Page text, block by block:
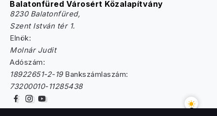
Balatonfüred Városért Közalapítvány
8230 Balatonfüred,
Szent István tér 1.
Elnök:
Molnár Judit
Adószám:
18922651-2-19Bankszámlaszám:
73200010-11285438